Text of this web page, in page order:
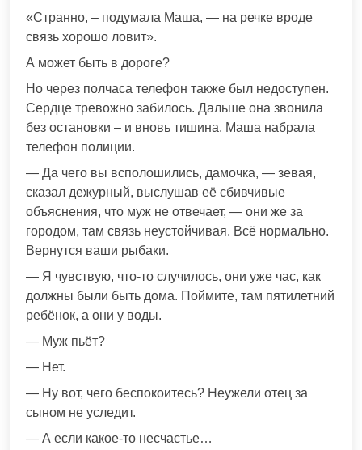
«Странно, – подумала Маша, — на речке вроде
связь хорошо ловит».
А может быть в дороге?
Но через полчаса телефон также был недоступен.
Сердце тревожно забилось. Дальше она звонила
без остановки – и вновь тишина. Маша набрала
телефон полиции.
— Да чего вы всполошились, дамочка, — зевая,
сказал дежурный, выслушав её сбивчивые
объяснения, что муж не отвечает, — они же за
городом, там связь неустойчивая. Всё нормально.
Вернутся ваши рыбаки.
— Я чувствую, что-то случилось, они уже час, как
должны были быть дома. Поймите, там пятилетний
ребёнок, а они у воды.
— Муж пьёт?
— Нет.
— Ну вот, чего беспокоитесь? Неужели отец за
сыном не уследит.
— А если какое-то несчастье…